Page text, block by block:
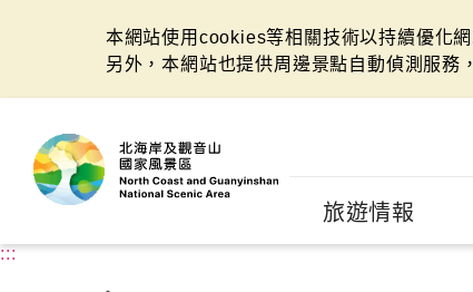
本網站使用cookies等相關技術以持續優化
另外，本網站也提供周邊景點自動偵測服務
旅遊情報
:::